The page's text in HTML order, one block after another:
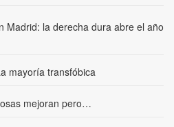
Madrid: la derecha dura abre el año
mayoría transfóbica
mejoran pero…